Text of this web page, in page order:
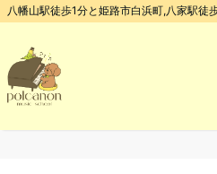
八幡山駅徒歩1分と姫路市白浜町,八家駅徒